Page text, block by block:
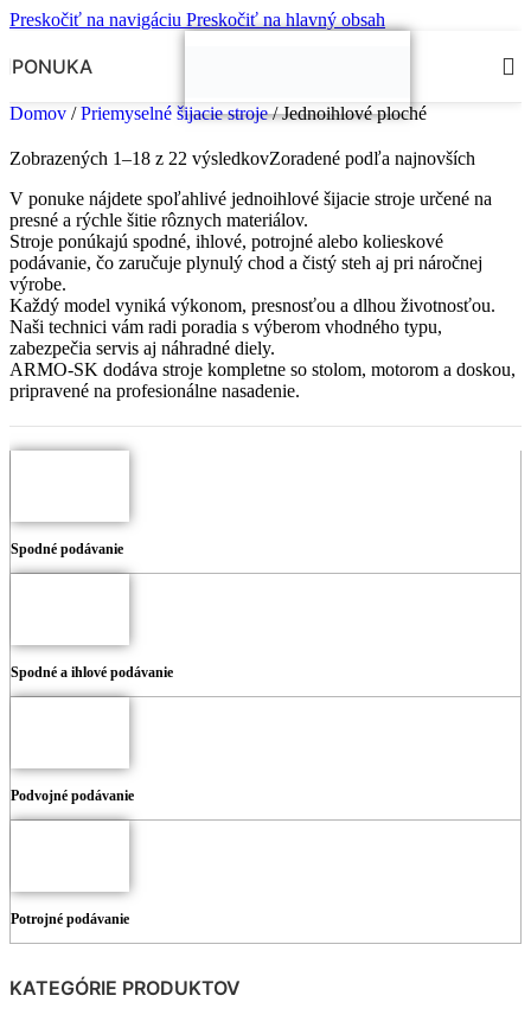
Preskočiť na navigáciu Preskočiť na hlavný obsah
PONUKA
Domov / Priemyselné šijacie stroje/ Jednoihlové ploché
Zobrazených 1–18 z 22 výsledkovZoradené podľa najnovších
V ponuke nájdete spoľahlivé jednoihlové šijacie stroje určené na
presné a rýchle šitie rôznych materiálov.
Stroje ponúkajú spodné, ihlové, potrojné alebo kolieskové
podávanie, čo zaručuje plynulý chod a čistý steh aj pri náročnej
výrobe.
Každý model vyniká výkonom, presnosťou a dlhou životnosťou.
Naši technici vám radi poradia s výberom vhodného typu,
zabezpečia servis aj náhradné diely.
ARMO-SK dodáva stroje kompletne so stolom, motorom a doskou,
pripravené na profesionálne nasadenie.
Spodné podávanie
Spodné a ihlové podávanie
Podvojné podávanie
Potrojné podávanie
KATEGÓRIE PRODUKTOV